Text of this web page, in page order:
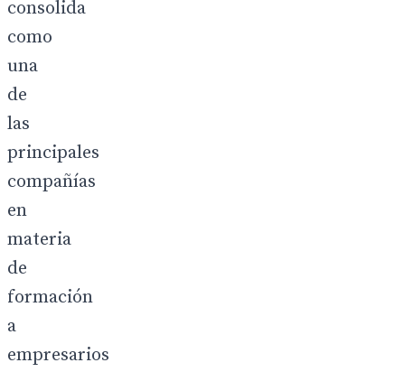
consolida
como
una
de
las
principales
compañías
en
materia
de
formación
a
empresarios